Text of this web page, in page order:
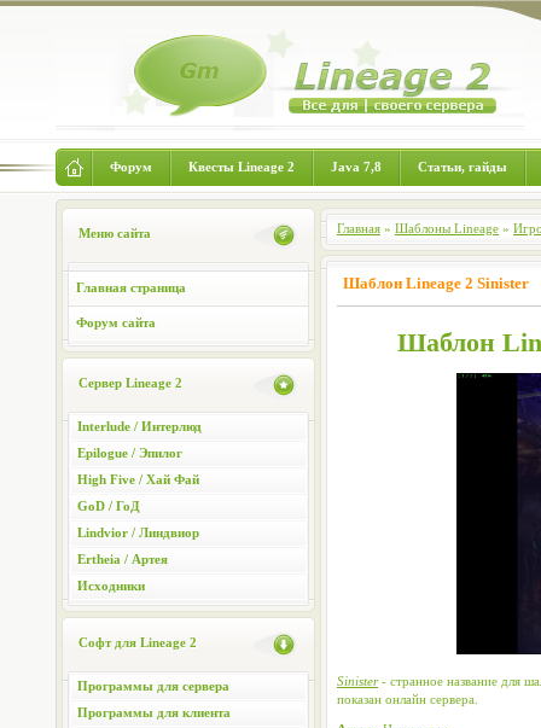
Форум Квесты Lineage 2 Java 7,8 Статьи, гайды
Меню сайта
Главная страница
Форум сайта
Сервер Lineage 2
Interlude / Интерлюд
Epilogue / Эпилог
High Five / Хай Фай
GoD / ГоД
Lindvior / Линдвиор
Ertheia / Артея
Исходники
Софт для Lineage 2
Программы для сервера
Программы для клиента
Главная » Шаблоны Lineage »
Шаблон Lineage 2 Sinister
Шаблон
Sinister- странное название для
показан онлайн сервера.